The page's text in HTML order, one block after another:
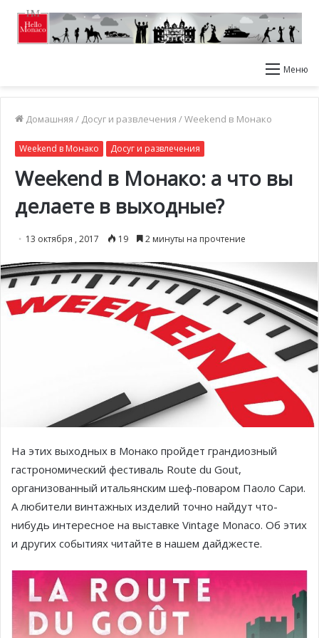
Меню
Домашняя / Досуг и развлечения /Weekend в Монако
Weekend в Монако Досуг и развлечения
Weekend в Монако: а что вы
делаете в выходные?
13 октября , 2017 19 2 минуты на прочтение
На этих выходных в Монако пройдет грандиозный
гастрономический фестиваль Route du Gout,
организованный итальянским шеф-поваром Паоло Сари.
А любители винтажных изделий точно найдут что-
нибудь интересное на выставке Vintage Monaco. Об этих
и других событиях читайте в нашем дайджесте.